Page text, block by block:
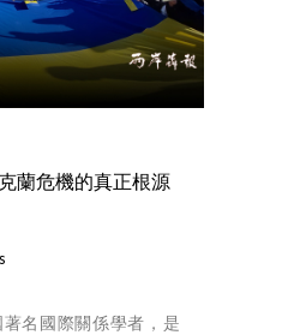
蘭危機的真正根源
名國際關係學者，是